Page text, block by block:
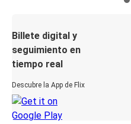
Billete digital y
seguimiento en
tiempo real
Descubre la App de Flix